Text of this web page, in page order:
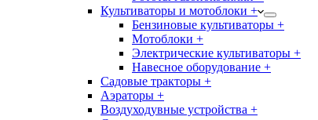
Культиваторы и мотоблоки +
Бензиновые культиваторы +
Мотоблоки +
Электрические культиваторы +
Навесное оборудование +
Садовые тракторы +
Аэраторы +
Воздуходувные устройства +